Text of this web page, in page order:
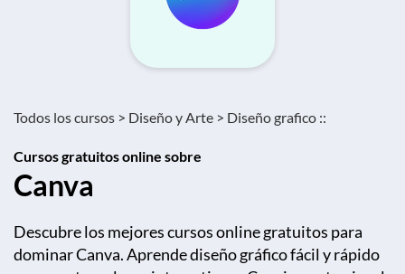
Todos los cursos > Diseño y Arte > Diseño grafico ::
Cursos gratuitos online sobre
Canva
Descubre los mejores cursos online gratuitos para
dominar Canva. Aprende diseño gráfico fácil y rápido